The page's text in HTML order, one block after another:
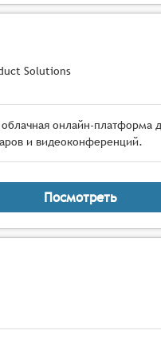
Solutions
онлайн-платформа
и видеоконференций.
Посмотреть